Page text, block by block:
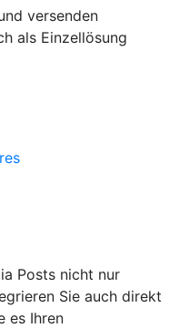
versenden
als Einzellösung
Posts nicht nur
Sie auch direkt
es Ihren